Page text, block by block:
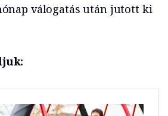
válogatás után jutott ki